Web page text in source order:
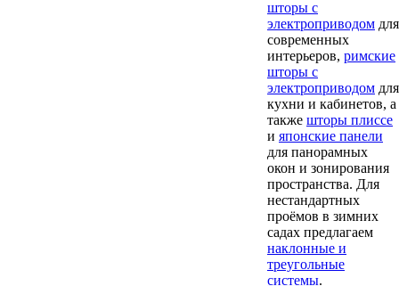
шторы с
электроприводом для
современных
интерьеров, римские
шторы с
электроприводом для
кухни и кабинетов, а
также шторы плиссе
и японские панели
для панорамных
окон и зонирования
пространства. Для
нестандартных
проёмов в зимних
садах предлагаем
наклонные и
треугольные
системы.